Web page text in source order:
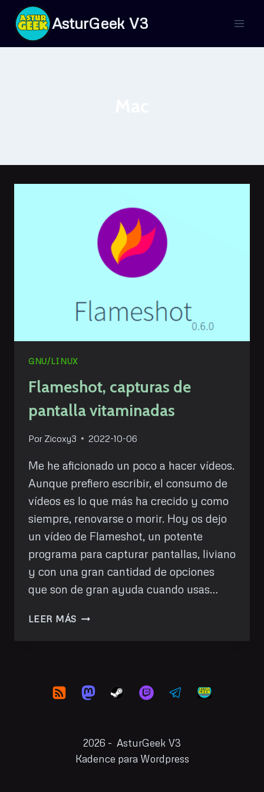
Saltar
contenido
AsturGeek V3
GNU/LINUX
Flameshot, capturas de
pantalla vitaminadas
Por Zicoxy3 2022-10-06
Me he aficionado un poco a hacer vídeos.
Aunque prefiero escribir, el consumo de
vídeos es lo que más ha crecido y como
siempre, renovarse o morir. Hoy os dejo
un vídeo de Flameshot, un potente
programa para capturar pantallas, liviano
y con una gran cantidad de opciones
que son de gran ayuda cuando usas…
LEER MÁS FLAMESHOT,
2026 - AsturGeek V3
Kadence para Wordpress